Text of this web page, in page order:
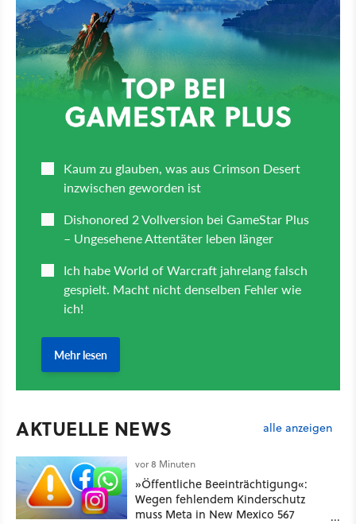
AKTUELLE NEWS alle anzeigen
vor 8 Minuten
»Öffentliche Beeinträchtigung«:
Wegen fehlendem Kinderschutz
muss Meta in New Mexico 567